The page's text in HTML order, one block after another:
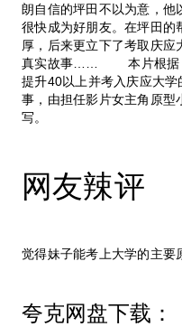
朗自信的坪田不以为意，他
很快成为好朋友。在坪田的
厚，后来更立下了考取庆应
真实故事…… 本片根据《
提升40以上并考入庆应大
事，由担任影片女主角原型
写。
网友辣评
觉得妹子能考上大学的主要
夸克网盘下载：